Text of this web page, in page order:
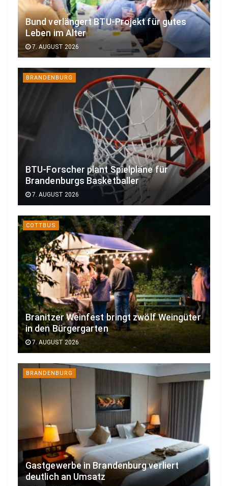
Bund verlängert BTU-Projekt für gutes
Leben im Alter
7. AUGUST 2026
BRANDENBURG
BTU-Forscher plant Spielpläne für
Brandenburgs Basketballer
7. AUGUST 2026
COTTBUS
Branitzer Weinfest bringt zwölf Weingüter
in den Bürgergarten
7. AUGUST 2026
BRANDENBURG
Gastgewerbe in Brandenburg verliert
deutlich an Umsatz